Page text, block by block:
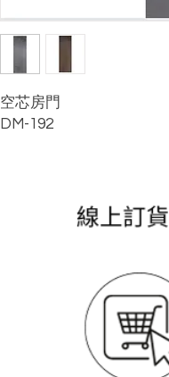
空芯房門
DM-192